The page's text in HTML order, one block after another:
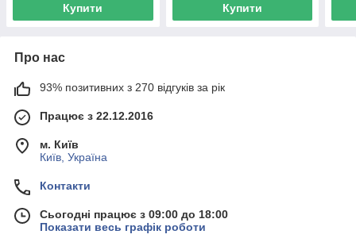
Купити Купити
Про нас
93% позитивних з 270 відгуків за рік
Працює з 22.12.2016
м. Київ
Київ, Україна
Контакти
Сьогодні працює з 09:00 до 18:00
Показати весь графік роботи